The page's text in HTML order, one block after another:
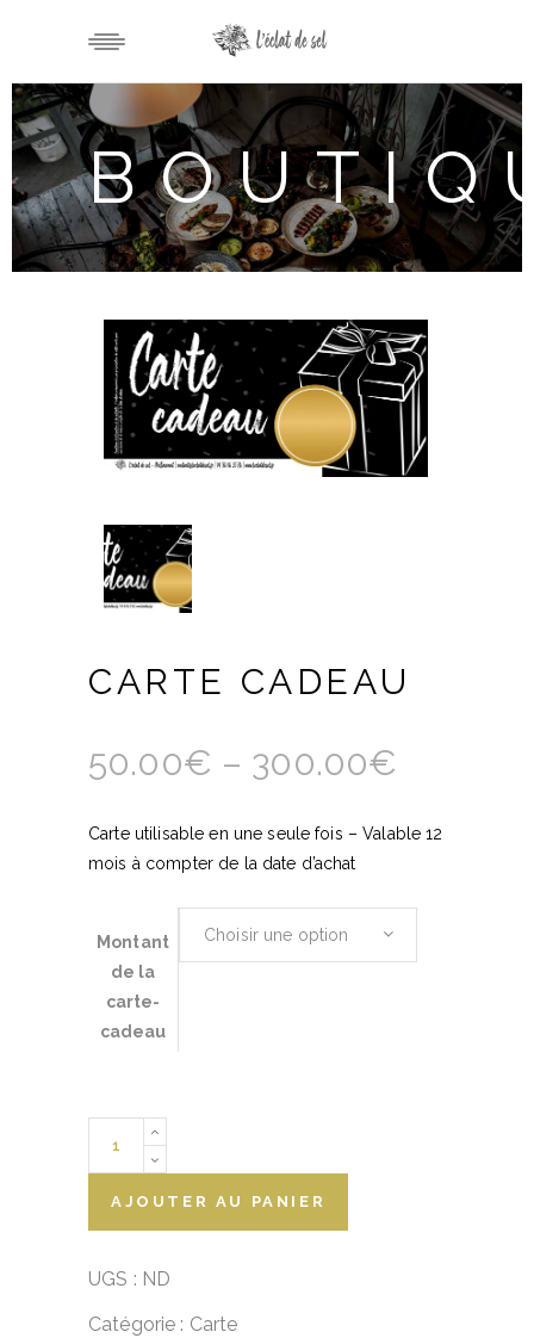
CARTE CADEAU
50.00€ – 300.00€
Carte utilisable en une seule fois – Valable 12
mois à compter de la date d’achat
Montant
de la
carte-
cadeau
Choisir une option
AJOUTER AU PANIER
UGS : ND
Catégorie : Carte